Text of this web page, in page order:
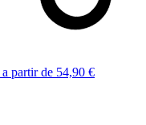
a partir de 54,90 €